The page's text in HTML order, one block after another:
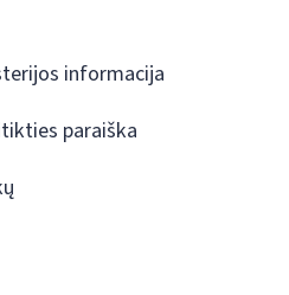
informacija
paraiška